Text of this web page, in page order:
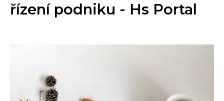
řízení podniku - Hs Portal